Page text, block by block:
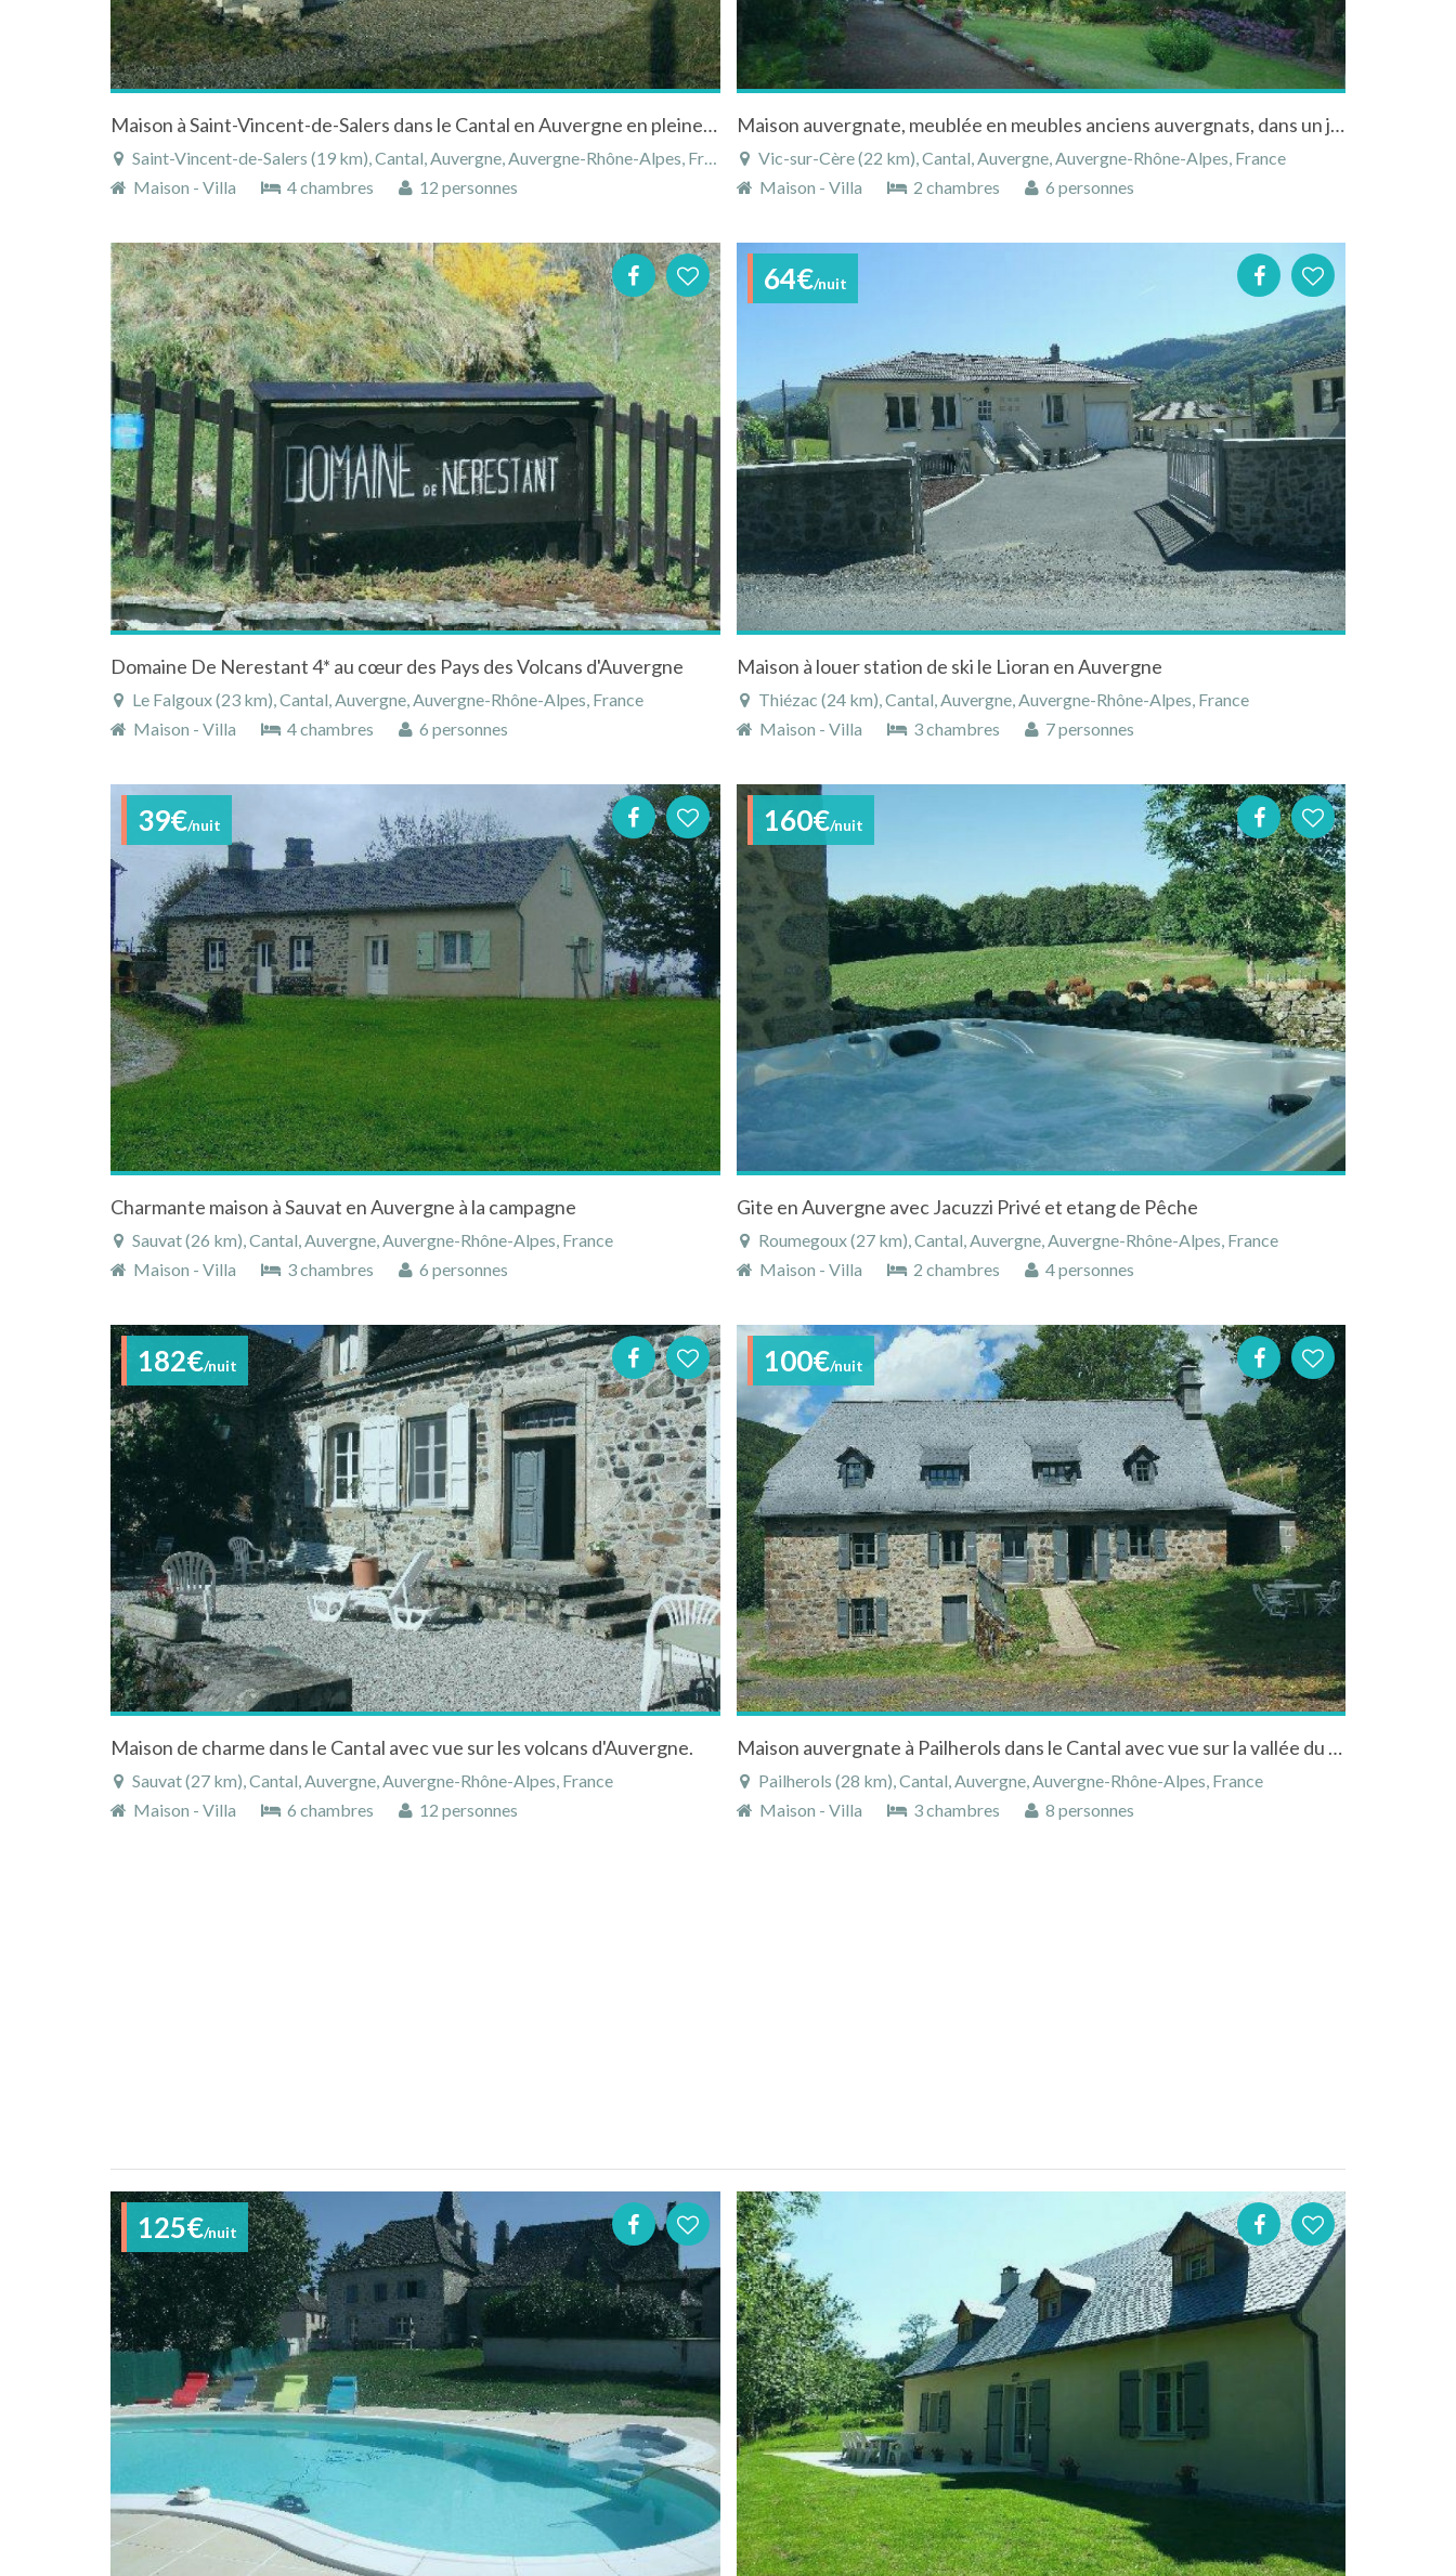
Maison à Saint-Vincent-de-Salers dans le Cantal en Auvergne en pleine nature
Saint-Vincent-de-Salers (19 km), Cantal, Auvergne, Auvergne-Rhône-Alpes, France
Maison - Villa
4 chambres 12 personnes
Maison auvergnate, meublée en meubles anciens auvergnats, dans un jardin paysagé face à la montagne.
Vic-sur-Cère (22 km), Cantal, Auvergne, Auvergne-Rhône-Alpes, France
Maison - Villa
2 chambres 6 personnes
Domaine De Nerestant 4* au cœur des Pays des Volcans d'Auvergne
Le Falgoux (23 km), Cantal, Auvergne, Auvergne-Rhône-Alpes, France
Maison - Villa
4 chambres 6 personnes
64€/nuit
Maison à louer station de ski le Lioran en Auvergne
Thiézac (24 km), Cantal, Auvergne, Auvergne-Rhône-Alpes, France
Maison - Villa
3 chambres 7 personnes
39€/nuit
Charmante maison à Sauvat en Auvergne à la campagne
Sauvat (26 km), Cantal, Auvergne, Auvergne-Rhône-Alpes, France
Maison - Villa
3 chambres 6 personnes
160€/nuit
Gite en Auvergne avec Jacuzzi Privé et etang de Pêche
Roumegoux (27 km), Cantal, Auvergne, Auvergne-Rhône-Alpes, France
Maison - Villa
2 chambres 4 personnes
182€/nuit
Maison de charme dans le Cantal avec vue sur les volcans d'Auvergne.
Sauvat (27 km), Cantal, Auvergne, Auvergne-Rhône-Alpes, France
Maison - Villa
6 chambres 12 personnes
100€/nuit
Maison auvergnate à Pailherols dans le Cantal avec vue sur la vallée du Goul
Pailherols (28 km), Cantal, Auvergne, Auvergne-Rhône-Alpes, France
Maison - Villa
3 chambres 8 personnes
125€/nuit